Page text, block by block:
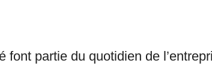
font partie du quotidien de